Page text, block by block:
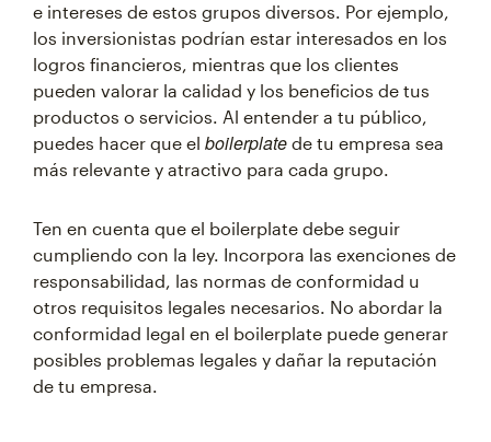
e intereses de estos grupos diversos. Por ejemplo,
los inversionistas podrían estar interesados en los
logros financieros, mientras que los clientes
pueden valorar la calidad y los beneficios de tus
productos o servicios. Al entender a tu público,
puedes hacer que el boilerplate de tu empresa sea
más relevante y atractivo para cada grupo.
Ten en cuenta que el boilerplate debe seguir
cumpliendo con la ley. Incorpora las exenciones de
responsabilidad, las normas de conformidad u
otros requisitos legales necesarios. No abordar la
conformidad legal en el boilerplate puede generar
posibles problemas legales y dañar la reputación
de tu empresa.